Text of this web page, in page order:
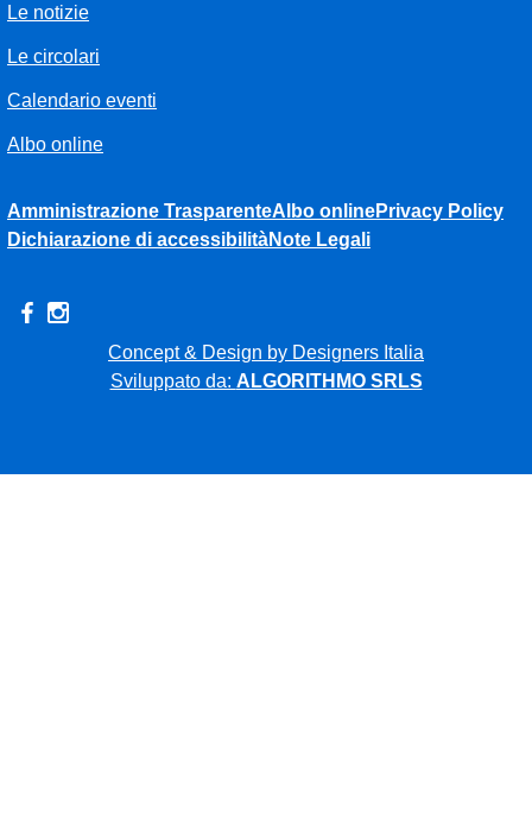
Le notizie
Le circolari
Calendario eventi
Albo online
Amministrazione TrasparenteAlbo onlinePrivacy Policy
Dichiarazione di accessibilitàNote Legali
Concept & Design by Designers Italia
Sviluppato da: ALGORITHMO SRLS